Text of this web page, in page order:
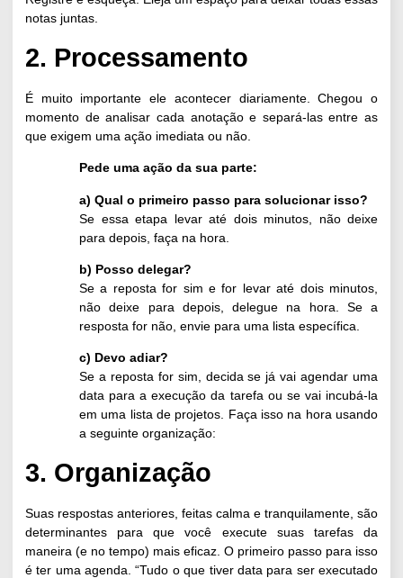
notas juntas.
2. Processamento
É muito importante ele acontecer diariamente. Chegou o
momento de analisar cada anotação e separá-las entre as
que exigem uma ação imediata ou não.
Pede uma ação da sua parte:
a) Qual o primeiro passo para solucionar isso?
Se essa etapa levar até dois minutos, não deixe
para depois, faça na hora.
b) Posso delegar?
Se a reposta for sim e for levar até dois minutos,
não deixe para depois, delegue na hora. Se a
resposta for não, envie para uma lista específica.
c) Devo adiar?
Se a reposta for sim, decida se já vai agendar uma
data para a execução da tarefa ou se vai incubá-la
em uma lista de projetos. Faça isso na hora usando
a seguinte organização:
3. Organização
Suas respostas anteriores, feitas calma e tranquilamente, são
determinantes para que você execute suas tarefas da
maneira (e no tempo) mais eficaz. O primeiro passo para isso
é ter uma agenda. “Tudo o que tiver data para ser executado